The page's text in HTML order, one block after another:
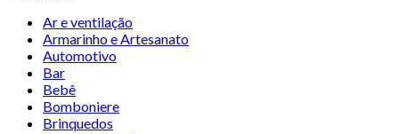
Ar e ventilação
Armarinho e Artesanato
Automotivo
Bar
Bebê
Bomboniere
Brinquedos